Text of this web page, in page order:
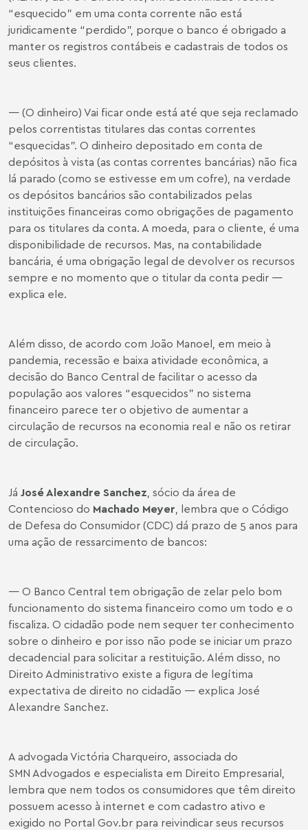
“esquecido” em uma conta corrente não está
juridicamente “perdido”, porque o banco é obrigado a
manter os registros contábeis e cadastrais de todos os
seus clientes.
— (O dinheiro) Vai ficar onde está até que seja reclamado
pelos correntistas titulares das contas correntes
“esquecidas”. O dinheiro depositado em conta de
depósitos à vista (as contas correntes bancárias) não fica
lá parado (como se estivesse em um cofre), na verdade
os depósitos bancários são contabilizados pelas
instituições financeiras como obrigações de pagamento
para os titulares da conta. A moeda, para o cliente, é uma
disponibilidade de recursos. Mas, na contabilidade
bancária, é uma obrigação legal de devolver os recursos
sempre e no momento que o titular da conta pedir —
explica ele.
Além disso, de acordo com João Manoel, em meio à
pandemia, recessão e baixa atividade econômica, a
decisão do Banco Central de facilitar o acesso da
população aos valores “esquecidos” no sistema
financeiro parece ter o objetivo de aumentar a
circulação de recursos na economia real e não os retirar
de circulação.
Já José Alexandre Sanchez, sócio da área de
Contencioso do Machado Meyer, lembra que o Código
de Defesa do Consumidor (CDC) dá prazo de 5 anos para
uma ação de ressarcimento de bancos:
— O Banco Central tem obrigação de zelar pelo bom
funcionamento do sistema financeiro como um todo e o
fiscaliza. O cidadão pode nem sequer ter conhecimento
sobre o dinheiro e por isso não pode se iniciar um prazo
decadencial para solicitar a restituição. Além disso, no
Direito Administrativo existe a figura de legítima
expectativa de direito no cidadão — explica José
Alexandre Sanchez.
A advogada Victória Charqueiro, associada do
SMN Advogados e especialista em Direito Empresarial,
lembra que nem todos os consumidores que têm direito
possuem acesso à internet e com cadastro ativo e
exigido no Portal Gov.br para reivindicar seus recursos